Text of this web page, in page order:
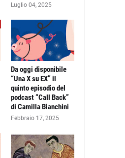
Luglio 04, 2025
Da oggi disponibile
“Una X su EX” il
quinto episodio del
podcast “Call Back”
di Camilla Bianchini
Febbraio 17, 2025